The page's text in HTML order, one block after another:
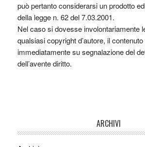
può pertanto considerarsi un prodotto
della legge n. 62 del 7.03.2001.
Nel caso si dovesse involontariamente
qualsiasi copyright d’autore, il
immediatamente su segnalazione del
dell’avente diritto.
ARCHIVI